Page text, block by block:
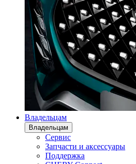
Владельцам
Владельцам
Сервис
Запчасти и аксессуары
Поддержка